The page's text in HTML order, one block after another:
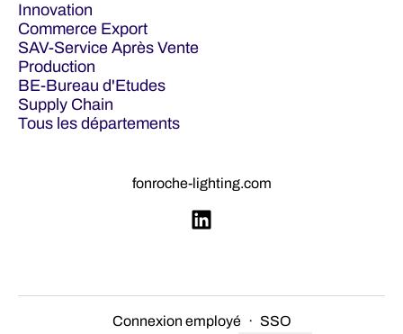
Innovation
Commerce Export
SAV-Service Après Vente
Production
BE-Bureau d'Etudes
Supply Chain
Tous les départements
fonroche-lighting.com
Connexion employé · SSO